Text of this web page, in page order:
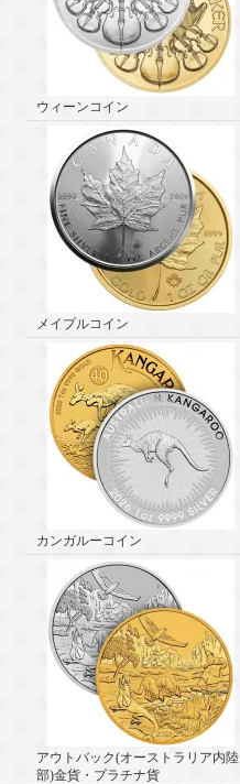
ウィーンコイン
メイプルコイン
カンガルーコイン
アウトバック(オーストラリア内陸
部)金貨・プラチナ貨